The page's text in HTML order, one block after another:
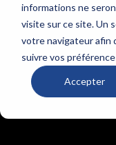
informations ne
visite sur ce site. Un
votre navigateur afin
suivre vos
Accepter